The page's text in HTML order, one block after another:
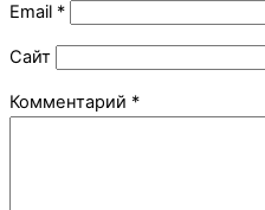
Email *
Сайт
Комментарий *